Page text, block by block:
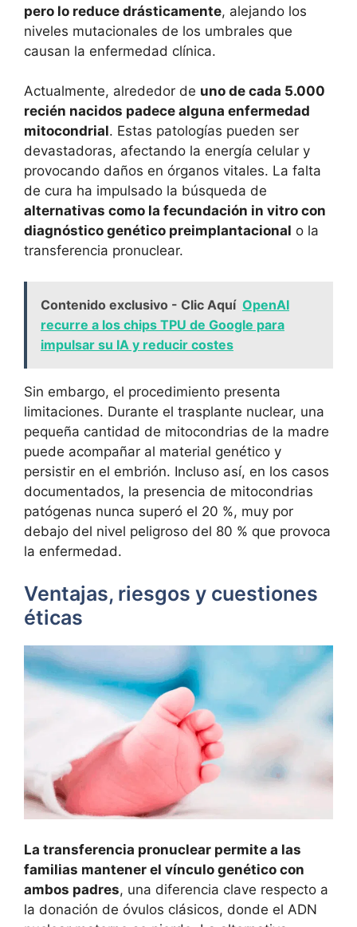
pero lo reduce drásticamente, alejando los
niveles mutacionales de los umbrales que
causan la enfermedad clínica.
Actualmente, alrededor de uno de cada 5.000
recién nacidos padece alguna enfermedad
mitocondrial. Estas patologías pueden ser
devastadoras, afectando la energía celular y
provocando daños en órganos vitales. La falta
de cura ha impulsado la búsqueda de
alternativas como la fecundación in vitro con
diagnóstico genético preimplantacional o la
transferencia pronuclear.
Contenido exclusivo - Clic Aquí OpenAI
recurre a los chips TPU de Google para
impulsar su IA y reducir costes
Sin embargo, el procedimiento presenta
limitaciones. Durante el trasplante nuclear, una
pequeña cantidad de mitocondrias de la madre
puede acompañar al material genético y
persistir en el embrión. Incluso así, en los casos
documentados, la presencia de mitocondrias
patógenas nunca superó el 20 %, muy por
debajo del nivel peligroso del 80 % que provoca
la enfermedad.
Ventajas, riesgos y cuestiones
éticas
La transferencia pronuclear permite a las
familias mantener el vínculo genético con
ambos padres, una diferencia clave respecto a
la donación de óvulos clásicos, donde el ADN